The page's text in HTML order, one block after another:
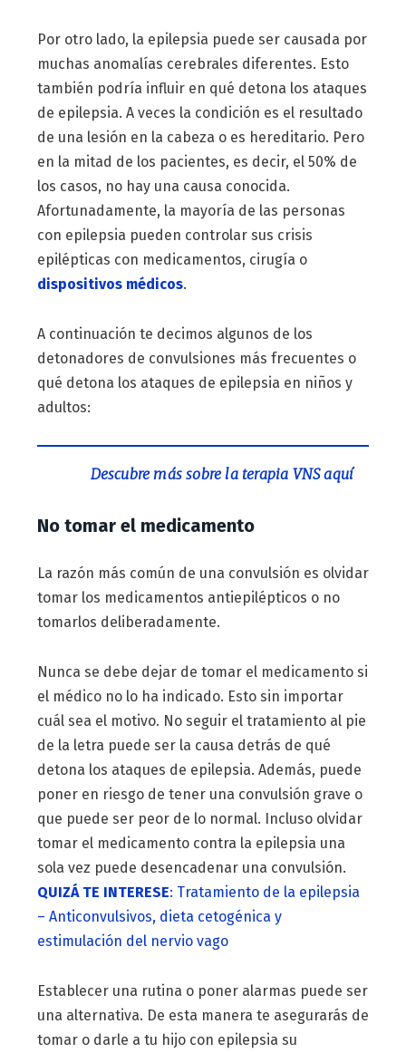
Por otro lado, la epilepsia puede ser causada por
muchas anomalías cerebrales diferentes. Esto
también podría influir en qué detona los ataques
de epilepsia. A veces la condición es el resultado
de una lesión en la cabeza o es hereditario. Pero
en la mitad de los pacientes, es decir, el 50% de
los casos, no hay una causa conocida.
Afortunadamente, la mayoría de las personas
con epilepsia pueden controlar sus crisis
epilépticas con medicamentos, cirugía o
dispositivos médicos.
A continuación te decimos algunos de los
detonadores de convulsiones más frecuentes o
qué detona los ataques de epilepsia en niños y
adultos:
Descubre más sobre la terapia VNS aquí
No tomar el medicamento
La razón más común de una convulsión es olvidar
tomar los medicamentos antiepilépticos o no
tomarlos deliberadamente.
Nunca se debe dejar de tomar el medicamento si
el médico no lo ha indicado. Esto sin importar
cuál sea el motivo. No seguir el tratamiento al pie
de la letra puede ser la causa detrás de qué
detona los ataques de epilepsia. Además, puede
poner en riesgo de tener una convulsión grave o
que puede ser peor de lo normal. Incluso olvidar
tomar el medicamento contra la epilepsia una
sola vez puede desencadenar una convulsión.
QUIZÁ TE INTERESE: Tratamiento de la epilepsia
– Anticonvulsivos, dieta cetogénica y
estimulación del nervio vago
Establecer una rutina o poner alarmas puede ser
una alternativa. De esta manera te asegurarás de
tomar o darle a tu hijo con epilepsia su